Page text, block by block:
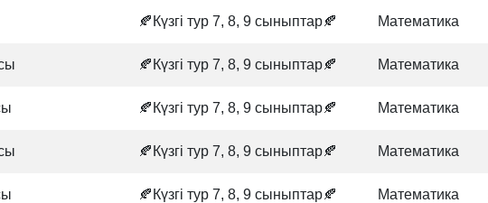
🍂Күзгі тур 7, 8, 9 сыныптар🍂 Математика
🍂Күзгі тур 7, 8, 9 сыныптар🍂 Математика
🍂Күзгі тур 7, 8, 9 сыныптар🍂 Математика
🍂Күзгі тур 7, 8, 9 сыныптар🍂 Математика
🍂Күзгі тур 7, 8, 9 сыныптар🍂 Математика